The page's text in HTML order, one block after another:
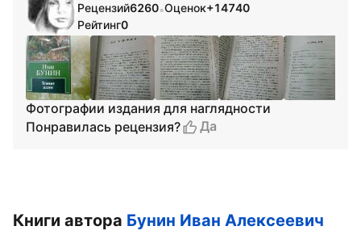
Рецензий6260•Оценок+14740
Рейтинг0
Фотографии издания для наглядности
Понравилась рецензия?
Да
Книги автора Бунин Иван Алексеевич